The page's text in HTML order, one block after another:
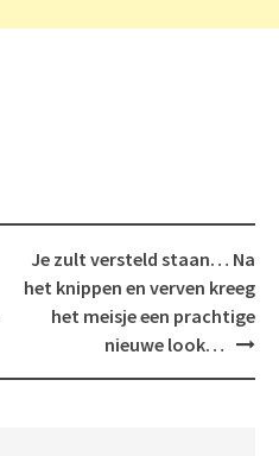
Je zult versteld staan… Na
het knippen en verven kreeg
het meisje een prachtige
nieuwe look…